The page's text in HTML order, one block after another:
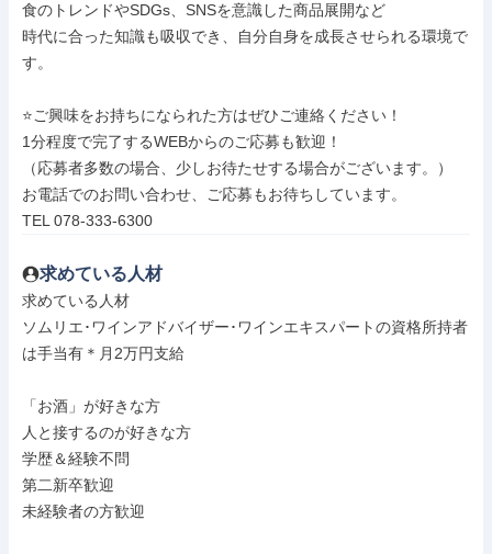
食のトレンドやSDGs、SNSを意識した商品展開など
時代に合った知識も吸収でき、自分自身を成長させられる環境で
す。
⭐ご興味をお持ちになられた方はぜひご連絡ください！
1分程度で完了するWEBからのご応募も歓迎！
（応募者多数の場合、少しお待たせする場合がございます。）
お電話でのお問い合わせ、ご応募もお待ちしています。
TEL 078-333-6300
求めている人材
求めている人材
ソムリエ･ワインアドバイザー･ワインエキスパートの資格所持者
は手当有＊月2万円支給
「お酒」が好きな方
人と接するのが好きな方
学歴＆経験不問
第二新卒歓迎
未経験者の方歓迎